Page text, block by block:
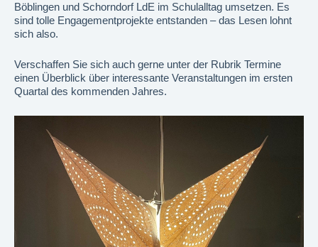
Böblingen und Schorndorf LdE im Schulalltag umsetzen. Es
sind tolle Engagementprojekte entstanden – das Lesen lohnt
sich also.
Verschaffen Sie sich auch gerne unter der Rubrik Termine
einen Überblick über interessante Veranstaltungen im ersten
Quartal des kommenden Jahres.